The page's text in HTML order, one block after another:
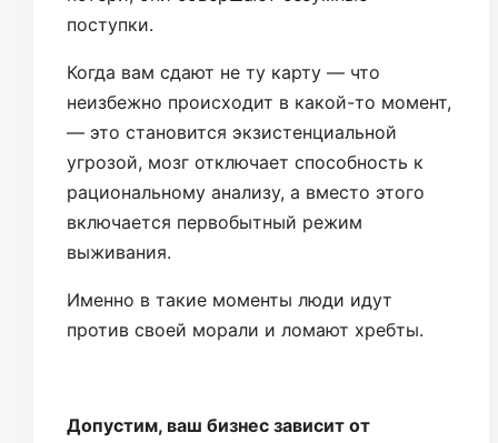
поступки.
Когда вам сдают не ту карту — что
неизбежно происходит в какой-то момент,
— это становится экзистенциальной
угрозой, мозг отключает способность к
рациональному анализу, а вместо этого
включается первобытный режим
выживания.
Именно в такие моменты люди идут
против своей морали и ломают хребты.
Допустим, ваш бизнес зависит от